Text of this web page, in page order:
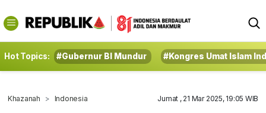
Hot Topics: #Gubernur BI Mundur #Kongres Umat Islam
Khazanah Indonesia Jumat , 21 Mar 2025, 19:05 WIB